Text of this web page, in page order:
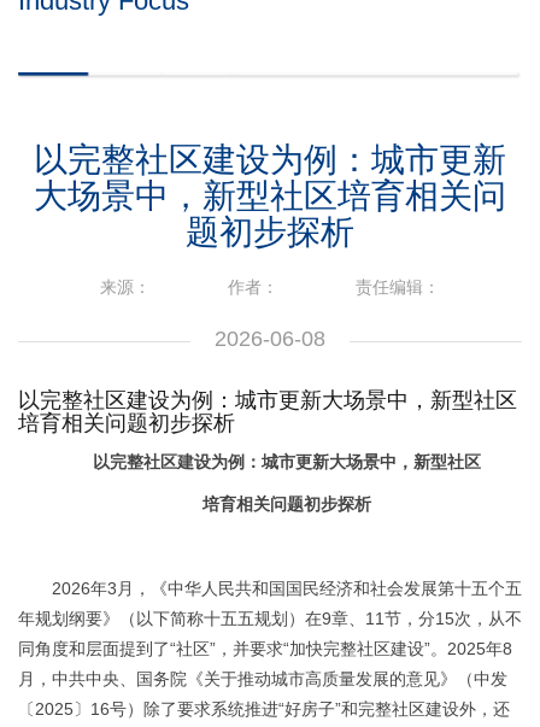
以完整社区建设为例：城市更新
大场景中，新型社区培育相关问
题初步探析
来源： 作者： 责任编辑：
2026-06-08
以完整社区建设为例：城市更新大场景中，新型社区
培育相关问题初步探析
以完整社区建设为例：城市更新大场景中，新型社区
培育相关问题初步探析
2026年3月，《中华人民共和国国民经济和社会发展第十五个五
年规划纲要》（以下简称十五五规划）在9章、11节，分15次，从不
同角度和层面提到了“社区”，并要求“加快完整社区建设”。2025年8
月，中共中央、国务院《关于推动城市高质量发展的意见》（中发
〔2025〕16号）除了要求系统推进“好房子”和完整社区建设外，还